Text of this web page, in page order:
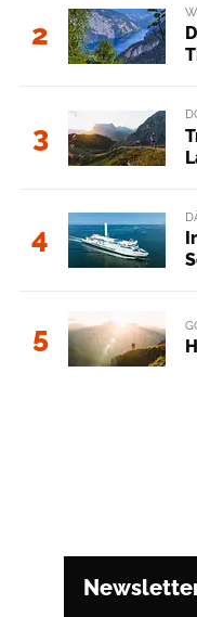
2
3
4
5